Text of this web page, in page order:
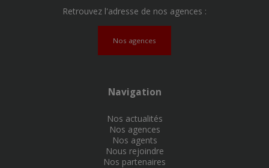
Retrouvez l'adresse de nos agences :
Nos agences
Navigation
Nos actualités
Nos agences
Nos agents
Nous rejoindre
Nos partenaires